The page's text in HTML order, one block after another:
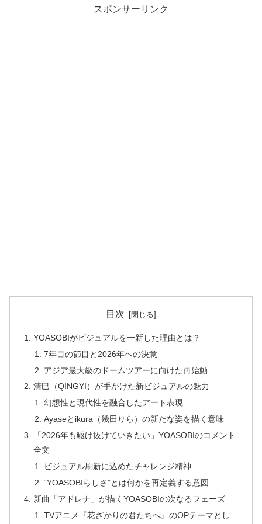
スポンサーリンク
目次
YOASOBIがビジュアルを一新した理由とは？
7年目の節目と2026年への決意
アジア最大級のドームツアーに向けた再始動
清巳（QINGYI）が手がけた新ビジュアルの魅力
幻想性と現代性を融合したアート表現
Ayaseとikura（幾田りら）の新たな姿を描く意味
「2026年も駆け抜けていきたい」YOASOBIのコメント
全文
ビジュアル刷新に込めたチャレンジ精神
“YOASOBIらしさ”とは何かを再定義する意図
新曲「アドレナ」が描くYOASOBIの次なるフェーズ
TVアニメ『花ざかりの君たちへ』のOPテーマとし